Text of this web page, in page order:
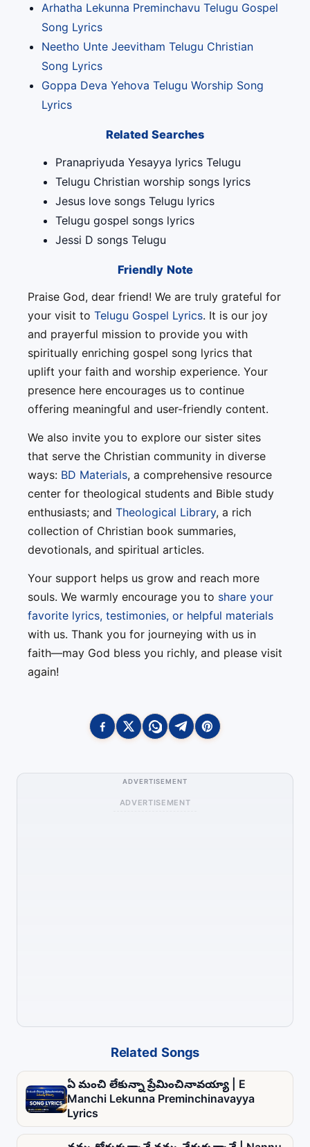
Arhatha Lekunna Preminchavu Telugu Gospel
Song Lyrics
Neetho Unte Jeevitham Telugu Christian
Song Lyrics
Goppa Deva Yehova Telugu Worship Song
Lyrics
Related Searches
Pranapriyuda Yesayya lyrics Telugu
Telugu Christian worship songs lyrics
Jesus love songs Telugu lyrics
Telugu gospel songs lyrics
Jessi D songs Telugu
Friendly Note
Praise God, dear friend! We are truly grateful for
your visit to Telugu Gospel Lyrics. It is our joy
and prayerful mission to provide you with
spiritually enriching gospel song lyrics that
uplift your faith and worship experience. Your
presence here encourages us to continue
offering meaningful and user-friendly content.
We also invite you to explore our sister sites
that serve the Christian community in diverse
ways: BD Materials, a comprehensive resource
center for theological students and Bible study
enthusiasts; and Theological Library, a rich
collection of Christian book summaries,
devotionals, and spiritual articles.
Your support helps us grow and reach more
souls. We warmly encourage you to share your
favorite lyrics, testimonies, or helpful materials
with us. Thank you for journeying with us in
faith—may God bless you richly, and please visit
again!
ADVERTISEMENT
ADVERTISEMENT
Related Songs
ఏ మంచి లేకున్నా ప్రేమించినావయ్యా | E
Manchi Lekunna Preminchinavayya
Lyrics